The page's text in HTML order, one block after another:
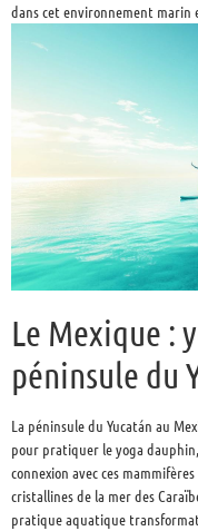
dans cet environnement marin
Le Mexique :
péninsule du
La péninsule du Yucatán au
pour pratiquer le yoga
connexion avec ces
cristallines de la mer des
pratique aquatique